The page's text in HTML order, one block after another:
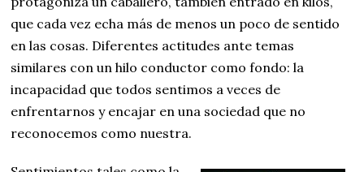
que cada vez echa más de menos un poco de sentido
en las cosas. Diferentes actitudes ante temas
similares con un hilo conductor como fondo: la
incapacidad que todos sentimos a veces de
enfrentarnos y encajar en una sociedad que no
reconocemos como nuestra.